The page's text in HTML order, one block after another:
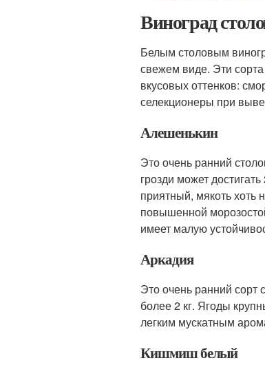
Виноград
Белым столовым
свежем виде. Эти
вкусовых оттенков:
селекционеры при
Алешенькин
Это очень ранний
грозди может
приятный, мякоть хоть
повышенной
имеет малую
Аркадия
Это очень ранний сорт
более 2 кг. Ягоды
легким мускатным
Кишмиш белый